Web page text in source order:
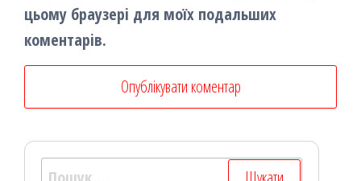
цьому браузері для моїх подальших
коментарів.
Пошук: